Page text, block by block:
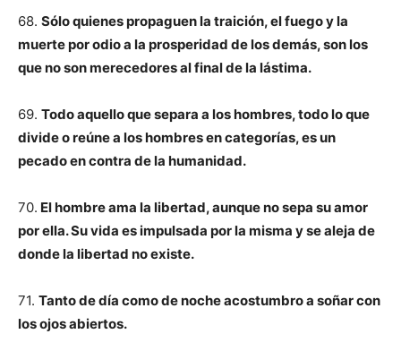
68. Sólo quienes propaguen la traición, el fuego y la
muerte por odio a la prosperidad de los demás, son los
que no son merecedores al final de la lástima.
69. Todo aquello que separa a los hombres, todo lo que
divide o reúne a los hombres en categorías, es un
pecado en contra de la humanidad.
70. El hombre ama la libertad, aunque no sepa su amor
por ella. Su vida es impulsada por la misma y se aleja de
donde la libertad no existe.
71. Tanto de día como de noche acostumbro a soñar con
los ojos abiertos.